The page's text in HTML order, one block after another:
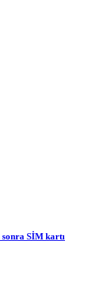
SİM kartı